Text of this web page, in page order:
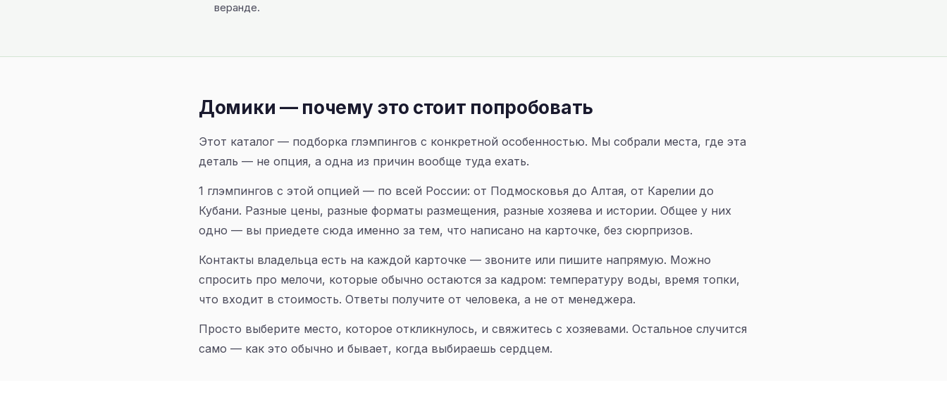
веранде.
Домики — почему это стоит попробовать
Этот каталог — подборка глэмпингов с конкретной особенностью. Мы собрали места, где эта
деталь — не опция, а одна из причин вообще туда ехать.
1 глэмпингов с этой опцией — по всей России: от Подмосковья до Алтая, от Карелии до
Кубани. Разные цены, разные форматы размещения, разные хозяева и истории. Общее у них
одно — вы приедете сюда именно за тем, что написано на карточке, без сюрпризов.
Контакты владельца есть на каждой карточке — звоните или пишите напрямую. Можно
спросить про мелочи, которые обычно остаются за кадром: температуру воды, время топки,
что входит в стоимость. Ответы получите от человека, а не от менеджера.
Просто выберите место, которое откликнулось, и свяжитесь с хозяевами. Остальное случится
само — как это обычно и бывает, когда выбираешь сердцем.